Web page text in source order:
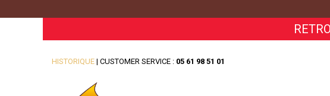
HISTORIQUE | CUSTOMER SERVICE : 05 61 98 51 01